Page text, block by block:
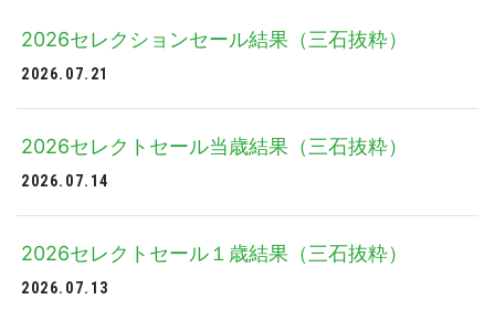
2026セレクションセール結果（三石抜粋）
2026.07.21
2026セレクトセール当歳結果（三石抜粋）
2026.07.14
2026セレクトセール１歳結果（三石抜粋）
2026.07.13